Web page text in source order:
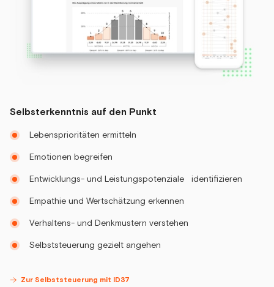
Selbsterkenntnis auf den Punkt
Lebensprioritäten ermitteln
Emotionen begreifen
Entwicklungs- und Leistungspotenziale identifizieren
Empathie und Wertschätzung erkennen
Verhaltens- und Denkmustern verstehen
Selbststeuerung gezielt angehen
Zur Selbststeuerung mit ID37